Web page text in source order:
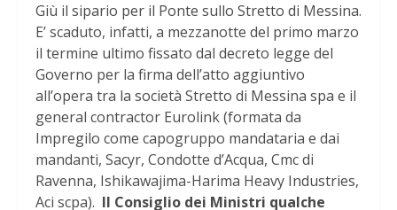
Giù il sipario per il Ponte sullo Stretto di Messina.
E’ scaduto, infatti, a mezzanotte del primo marzo
il termine ultimo fissato dal decreto legge del
Governo per la firma dell’atto aggiuntivo
all’opera tra la società Stretto di Messina spa e il
general contractor Eurolink (formata da
Impregilo come capogruppo mandataria e dai
mandanti, Sacyr, Condotte d’Acqua, Cmc di
Ravenna, Ishikawajima-Harima Heavy Industries,
Aci scpa). Il Consiglio dei Ministri qualche